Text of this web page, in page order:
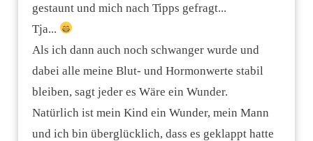
gestaunt und mich nach Tipps gefragt...
Tja...
Als ich dann auch noch schwanger wurde und
dabei alle meine Blut- und Hormonwerte stabil
bleiben, sagt jeder es Wäre ein Wunder.
Natürlich ist mein Kind ein Wunder, mein Mann
und ich bin überglücklich, dass es geklappt hatte